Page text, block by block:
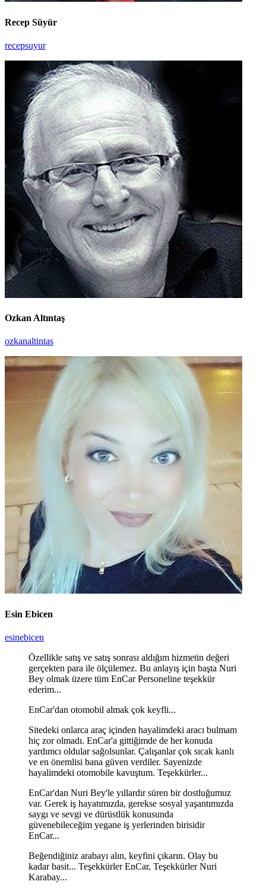
Recep Süyür
recepsuyur
Ozkan Altıntaş
ozkanaltintas
Esin Ebicen
esinebicen
Özellikle satış ve satış sonrası aldığım hizmetin değeri
gerçekten para ile ölçülemez. Bu anlayış için başta Nuri
Bey olmak üzere tüm EnCar Personeline teşekkür
ederim...
EnCar'dan otomobil almak çok keyfli...
Sitedeki onlarca araç içinden hayalimdeki aracı bulmam
hiç zor olmadı. EnCar'a gittiğimde de her konuda
yardımcı oldular sağolsunlar. Çalışanlar çok sıcak kanlı
ve en önemlisi bana güven verdiler. Sayenizde
hayalimdeki otomobile kavuştum. Teşekkürler...
EnCar'dan Nuri Bey'le yıllardır süren bir dostluğumuz
var. Gerek iş hayatımızda, gerekse sosyal yaşantımızda
saygı ve sevgi ve dürüstlük konusunda
güvenebileceğim yegane iş yerlerinden birisidir
EnCar...
Beğendiğiniz arabayı alın, keyfini çıkarın. Olay bu
kadar basit... Teşekkürler EnCar, Teşekkürler Nuri
Karabay...